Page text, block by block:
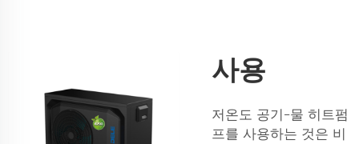
사용
저온도 공기-물 히트펌
프를 사용하는 것은 비